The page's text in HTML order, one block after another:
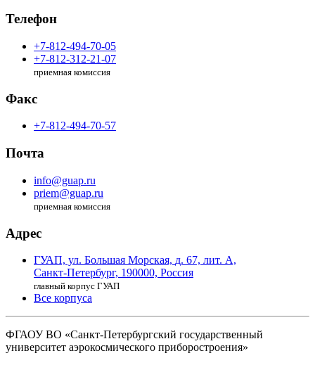
Телефон
+7-812-494-70-05
+7-812-312-21-07
приемная комиссия
Факс
+7-812-494-70-57
Почта
info@guap.ru
priem@guap.ru
приемная комиссия
Адрес
ГУАП, ул. Большая Морская, д. 67, лит. А,
Санкт-Петербург, 190000, Россия
главный корпус ГУАП
Все корпуса
ФГАОУ ВО «Санкт-Петербургский государственный
университет аэрокосмического приборостроения»